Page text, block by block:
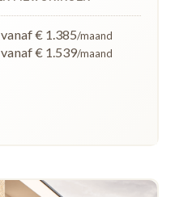
vanaf € 1.385/maand
vanaf € 1.539/maand